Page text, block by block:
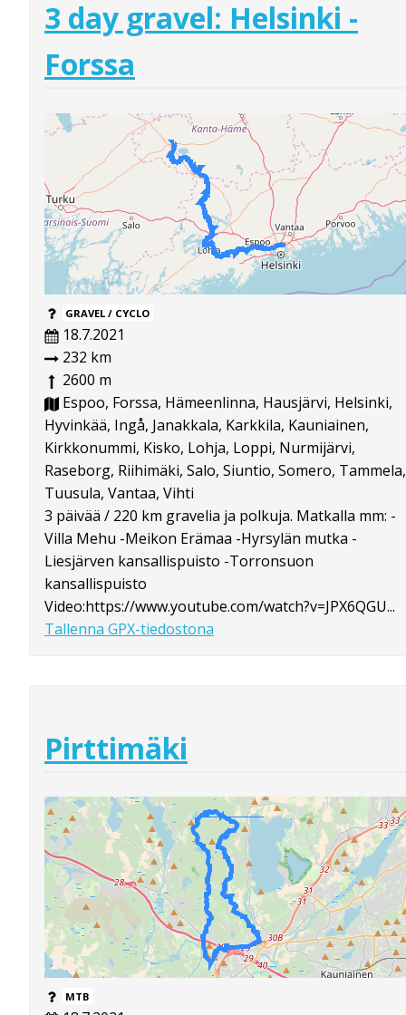
3 day gravel: Helsinki -
Forssa
GRAVEL / CYCLO
18.7.2021
232 km
2600 m
Espoo, Forssa, Hämeenlinna, Hausjärvi, Helsinki,
Hyvinkää, Ingå, Janakkala, Karkkila, Kauniainen,
Kirkkonummi, Kisko, Lohja, Loppi, Nurmijärvi,
Raseborg, Riihimäki, Salo, Siuntio, Somero, Tammela,
Tuusula, Vantaa, Vihti
3 päivää / 220 km gravelia ja polkuja. Matkalla mm: -
Villa Mehu -Meikon Erämaa -Hyrsylän mutka -
Liesjärven kansallispuisto -Torronsuon
kansallispuisto
Video:https://www.youtube.com/watch?v=JPX6QGU...
Tallenna GPX-tiedostona
Pirttimäki
MTB